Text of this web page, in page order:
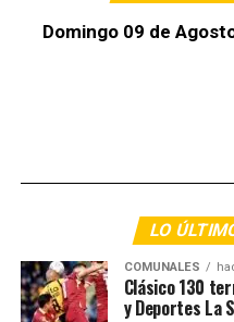
Domingo 09 de
LO
COMUNALES
Clásico 130
y Deportes La